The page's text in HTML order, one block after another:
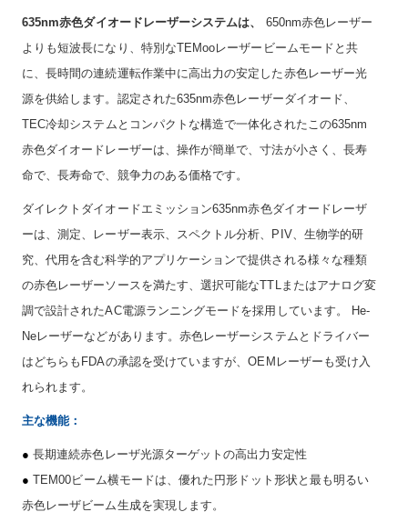
635nm赤色ダイオードレーザーシステムは、
650nm赤色レーザー
よりも短波長になり、特別なTEMooレーザービームモードと共
に、長時間の連続運転作業中に高出力の安定した赤色レーザー光
源を供給します。認定された635nm赤色レーザーダイオード、
TEC冷却システムとコンパクトな構造で一体化されたこの635nm
赤色ダイオードレーザーは、操作が簡単で、寸法が小さく、長寿
命で、長寿命で、競争力のある価格です。
ダイレクトダイオードエミッション635nm赤色ダイオードレーザ
ーは、測定、レーザー表示、スペクトル分析、PIV、生物学的研
究、代用を含む科学的アプリケーションで提供される様々な種類
の赤色レーザーソースを満たす、選択可能なTTLまたはアナログ変
調で設計されたAC電源ランニングモードを採用しています。 He-
Neレーザーなどがあります。赤色レーザーシステムとドライバー
はどちらもFDAの承認を受けていますが、OEMレーザーも受け入
れられます。
主な機能：
● 長期連続赤色レーザ光源ターゲットの高出力安定性
● TEM00ビーム横モードは、優れた円形ドット形状と最も明るい
赤色レーザビーム生成を実現します。